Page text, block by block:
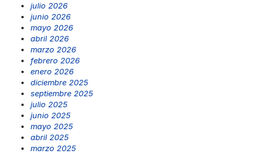
julio 2026
junio 2026
mayo 2026
abril 2026
marzo 2026
febrero 2026
enero 2026
diciembre 2025
septiembre 2025
julio 2025
junio 2025
mayo 2025
abril 2025
marzo 2025